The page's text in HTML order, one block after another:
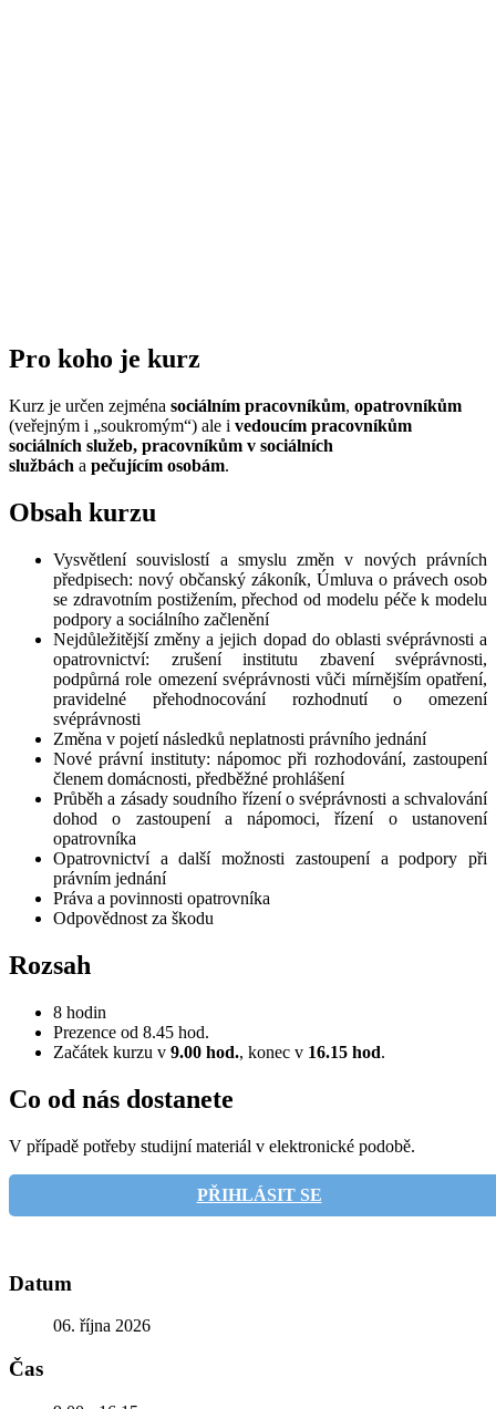
Pro koho je kurz
Kurz je určen zejména sociálním pracovníkům, opatrovníkům
(veřejným i „soukromým“) ale i vedoucím pracovníkům
sociálních služeb, pracovníkům v sociálních
službách a pečujícím osobám.
Obsah kurzu
Vysvětlení souvislostí a smyslu změn v nových právních
předpisech: nový občanský zákoník, Úmluva o právech osob
se zdravotním postižením, přechod od modelu péče k modelu
podpory a sociálního začlenění
Nejdůležitější změny a jejich dopad do oblasti svéprávnosti a
opatrovnictví: zrušení institutu zbavení svéprávnosti,
podpůrná role omezení svéprávnosti vůči mírnějším opatření,
pravidelné přehodnocování rozhodnutí o omezení
svéprávnosti
Změna v pojetí následků neplatnosti právního jednání
Nové právní instituty: nápomoc při rozhodování, zastoupení
členem domácnosti, předběžné prohlášení
Průběh a zásady soudního řízení o svéprávnosti a schvalování
dohod o zastoupení a nápomoci, řízení o ustanovení
opatrovníka
Opatrovnictví a další možnosti zastoupení a podpory při
právním jednání
Práva a povinnosti opatrovníka
Odpovědnost za škodu
Rozsah
8 hodin
Prezence od 8.45 hod.
Začátek kurzu v 9.00 hod., konec v 16.15 hod.
Co od nás dostanete
V případě potřeby studijní materiál v elektronické podobě.
PŘIHLÁSIT SE
Datum
06. října 2026
Čas